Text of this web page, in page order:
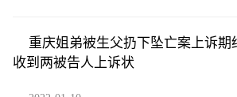
重庆姐弟被生父扔下坠亡案上诉期
收到两被告人上诉状